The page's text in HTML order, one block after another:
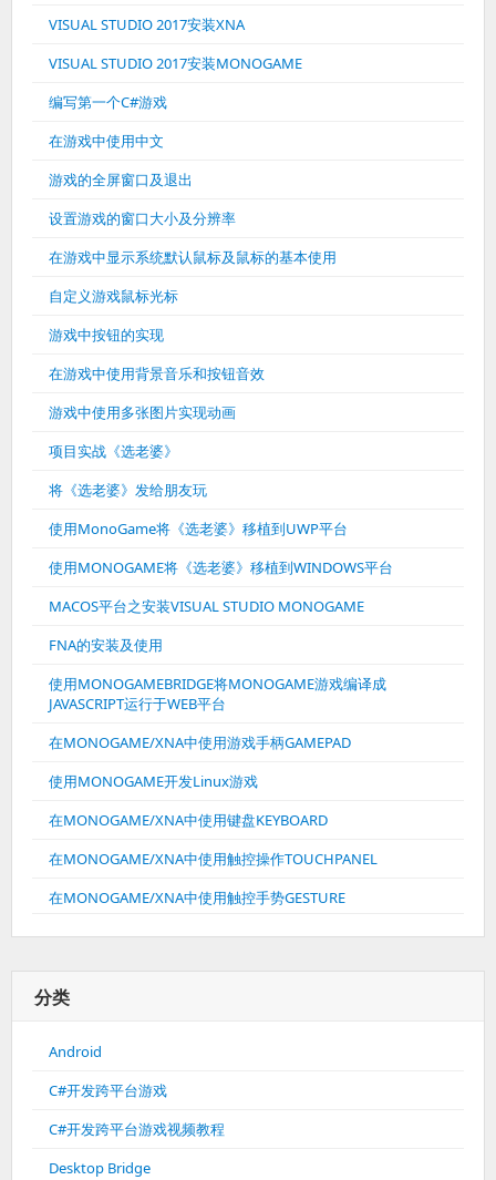
VISUAL STUDIO 2017安装XNA
VISUAL STUDIO 2017安装MONOGAME
编写第一个C#游戏
在游戏中使用中文
游戏的全屏窗口及退出
设置游戏的窗口大小及分辨率
在游戏中显示系统默认鼠标及鼠标的基本使用
自定义游戏鼠标光标
游戏中按钮的实现
在游戏中使用背景音乐和按钮音效
游戏中使用多张图片实现动画
项目实战《选老婆》
将《选老婆》发给朋友玩
使用MonoGame将《选老婆》移植到UWP平台
使用MONOGAME将《选老婆》移植到WINDOWS平台
MACOS平台之安装VISUAL STUDIO MONOGAME
FNA的安装及使用
使用MONOGAMEBRIDGE将MONOGAME游戏编译成
JAVASCRIPT运行于WEB平台
在MONOGAME/XNA中使用游戏手柄GAMEPAD
使用MONOGAME开发Linux游戏
在MONOGAME/XNA中使用键盘KEYBOARD
在MONOGAME/XNA中使用触控操作TOUCHPANEL
在MONOGAME/XNA中使用触控手势GESTURE
分类
Android
C#开发跨平台游戏
C#开发跨平台游戏视频教程
Desktop Bridge